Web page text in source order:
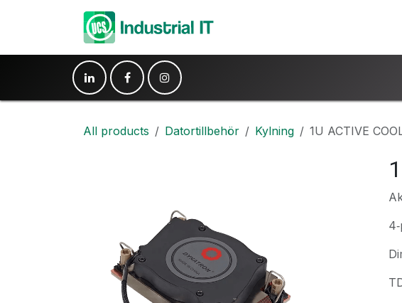
Hoppa till innehåll
All products Datortillbehör Kylning 1U ACTIVE